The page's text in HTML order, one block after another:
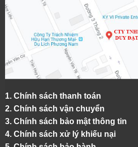
1. Chính sách thanh toán
2. Chính sách vận chuyển
3. Chính sách bảo mật thông tin
4. Chính sách xử lý khiếu nại